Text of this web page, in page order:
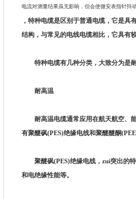
电流对测量结果虽无影响，但会使微安表指针抖
，特种电缆是区别于普通电缆，它是
结构，与常见的电线电缆相比，它具有
特种电缆有几种分类，大致分为是耐
耐高温
耐高温电缆通常应用在航天航空、能
有聚醚砜(PES)绝缘电线和聚醚醚酮
聚醚砜(PES)绝缘电线，zui突出的
和电绝缘性能等。